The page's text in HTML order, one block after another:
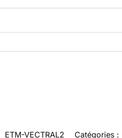
ETM-VECTRAL2 Catégories :